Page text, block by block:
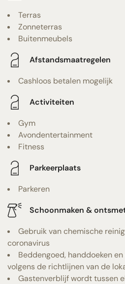
Terras
Zonneterras
Buitenmeubels
Afstandsmaatregelen
Cashloos betalen mogelijk
Activiteiten
Gym
Avondentertainment
Fitness
Parkeerplaats
Parkeren
Schoonmaken &
Gebruik van chemische
coronavirus
Beddengoed, handdoeken
volgens de richtlijnen van de
Gastenverblijf wordt tussen